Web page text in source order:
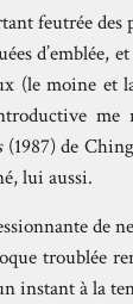
feutrée
d’emblée,
(le moine et
me
(1987) de
lui aussi.
de
troublée
instant à la